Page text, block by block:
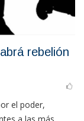
rebelión
el poder,